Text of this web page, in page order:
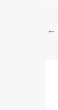
←